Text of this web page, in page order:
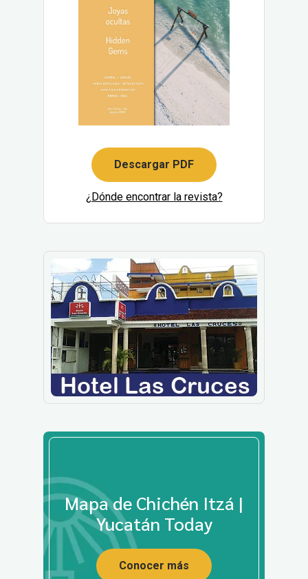
Descargar PDF
¿Dónde encontrar la revista?
Mapa de Chichén Itzá |
Yucatán Today
Conocer más